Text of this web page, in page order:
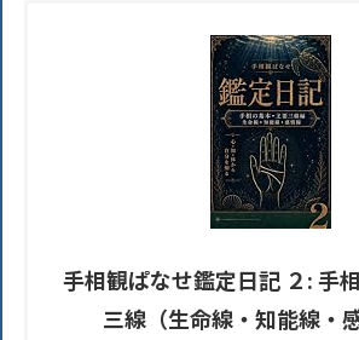
手相観ぱなせ鑑定日記 ２: 手
三線（生命線・知能線・